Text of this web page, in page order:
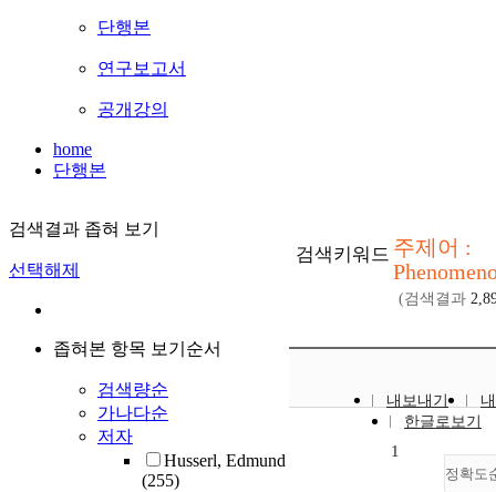
단행본
연구보고서
공개강의
home
단행본
검색결과 좁혀 보기
선택해제
좁혀본 항목 보기순서
검색량순
가나다순
저자
Husserl, Edmund
(255)
검색키워드 주제어 :
(검색결과
내보내기
한글로보기
정확도
1